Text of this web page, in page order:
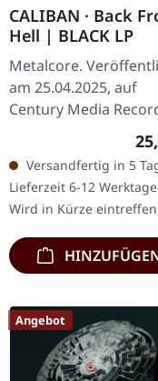
CALIBAN · Back
Hell | BLACK LP
Metalcore.
am 25.04.2025, auf
Century Media
Schwarzes Vinyl im
Cover, limitierte
Das neueste Werk
Caliban,…
Versandfertig in 5
Lieferzeit 6-12
Wird in Kürze eintreffen
Angebot